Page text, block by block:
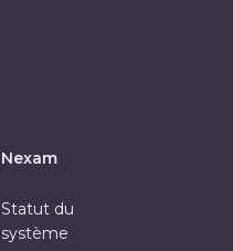
Nexam
Statut du
système